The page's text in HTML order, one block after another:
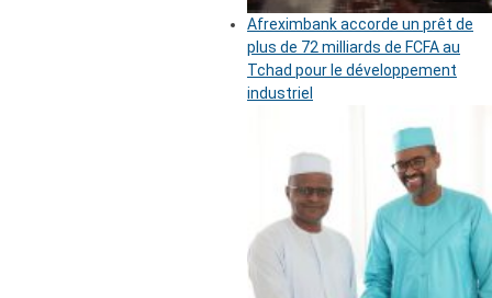
Afreximbank accorde un prêt de
plus de 72 milliards de FCFA au
Tchad pour le développement
industriel